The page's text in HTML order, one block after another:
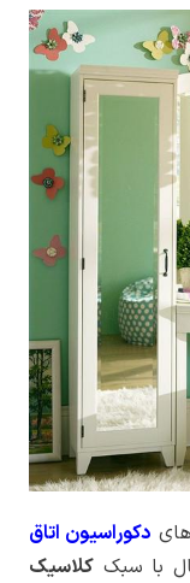
دکوراسیون اتاق
با سبک کلاسیک